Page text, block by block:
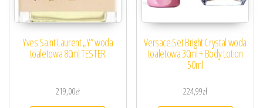
Yves Saint Laurent „Y” woda
toaletowa 80ml TESTER
219,00zł
Versace Set Bright Crystal woda
toaletowa 30ml + Body Lotion
50ml
224,99zł